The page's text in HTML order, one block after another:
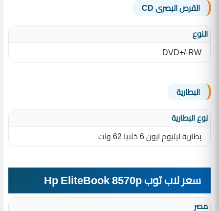
القرص البصرى CD
النوع
DVD+/-RW
البطارية
نوع البطارية‏
بطارية ليثيوم ايون 6 خلايا 62 وات
سعر لاب توب Hp EliteBook 8570p
مصر